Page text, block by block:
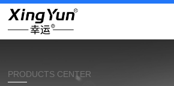
PRODUCTS CENTER